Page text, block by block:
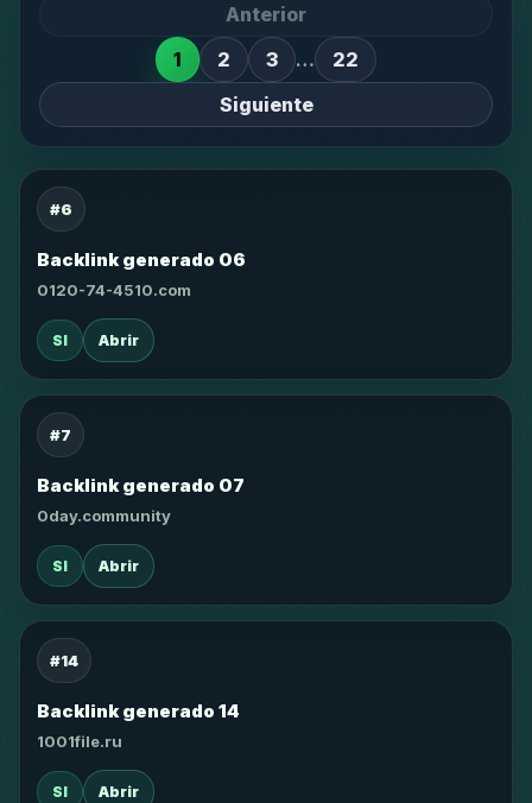
Anterior
1
2 3 …
22
Siguiente
#6
Backlink generado 06
0120-74-4510.com
SI Abrir
#7
Backlink generado 07
0day.community
SI Abrir
#14
Backlink generado 14
1001file.ru
SI Abrir